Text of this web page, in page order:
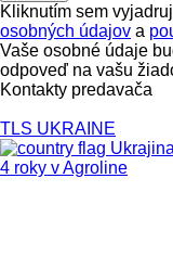
Kliknutím sem
osobných údajov a
Vaše osobné údaje
odpoveď na vašu
Kontakty predavača
TLS UKRAINE
Ukrajina
4 roky v Agroline